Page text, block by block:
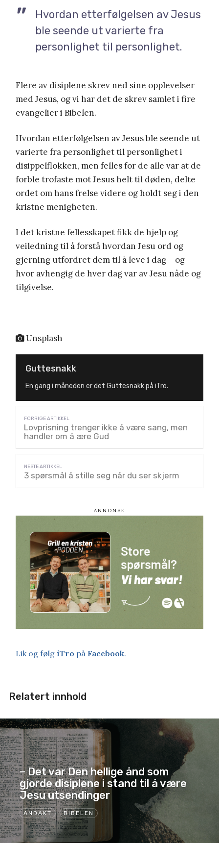
Hvordan etterfølgelsen av Jesus
ble seende ut varierte fra
personlighet til personlighet.
Flere av disiplene skrev ned sine opplevelser
med Jesus, og vi har det de skrev samlet i fire
evangelier i Bibelen.
Hvordan etterfølgelsen av Jesus ble seende ut
varierte fra personlighet til personlighet i
disippelflokken, men felles for de alle var at de
forble trofaste mot Jesus helt til døden, delte
ordet om hans frelse videre og holdt seg i den
kristne menigheten.
I det kristne fellesskapet fikk de hjelp og
veiledning til å forstå hvordan Jesu ord og
gjerning utfordret dem til å leve i dag – og
hvor avhengig de hver dag var av Jesu nåde og
tilgivelse.
Unsplash
Guttesnakk
En gang i måneden er det Guttesnakk på iTro.
Lovprisning trenger ikke å være sang, men
handler om å ære Gud
3 spørsmål å stille seg når du ser skjerm
Lik og følg iTro på Facebook.
Relatert innhold
ANDAKT BIBELEN
– Det var Den hellige ånd som
gjorde disiplene i stand til å være
Jesu utsendinger